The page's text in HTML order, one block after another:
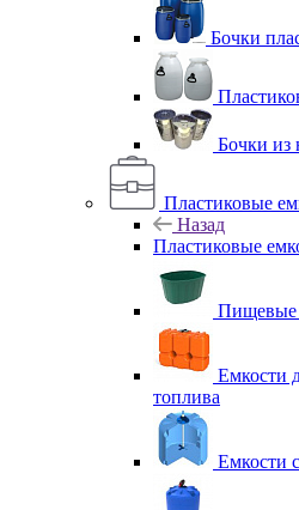
Бочки
Бочки из
Пластиковые
Назад
Пластиковые
Пищевые
Емкости
топлива
Емкости